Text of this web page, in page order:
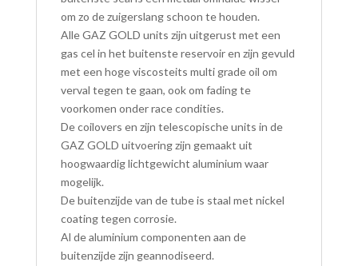
om zo de zuigerslang schoon te houden.
Alle GAZ GOLD units zijn uitgerust met een
gas cel in het buitenste reservoir en zijn gevuld
met een hoge viscosteits multi grade oil om
verval tegen te gaan, ook om fading te
voorkomen onder race condities.
De coilovers en zijn telescopische units in de
GAZ GOLD uitvoering zijn gemaakt uit
hoogwaardig lichtgewicht aluminium waar
mogelijk.
De buitenzijde van de tube is staal met nickel
coating tegen corrosie.
Al de aluminium componenten aan de
buitenzijde zijn geannodiseerd.